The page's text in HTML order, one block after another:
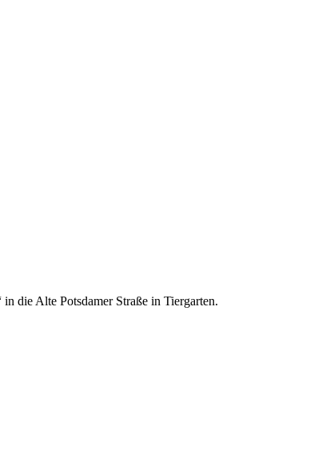
die Alte Potsdamer Straße in Tiergarten.